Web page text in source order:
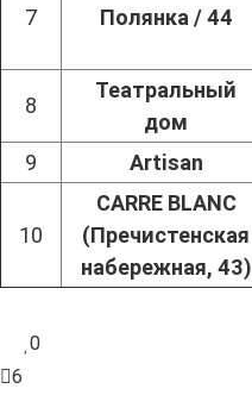
7 Полянка / 44
8
Театральный
дом
9
Artisan
10
CARRE BLANC
(Пречистенская
набережная, 43)
0
6